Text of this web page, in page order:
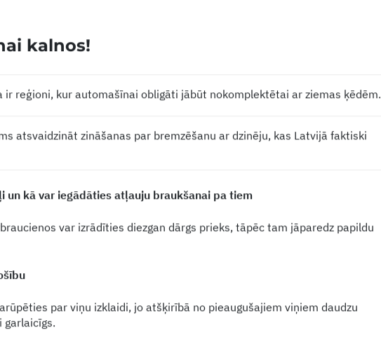
kalnos!
ir reģioni, kur automašīnai obligāti jābūt nokomplektētai ar ziemas ķēdēm.
atsvaidzināt zināšanas par bremzēšanu ar dzinēju, kas Latvijā faktiski
un kā var iegādāties atļauju braukšanai pa tiem
var izrādīties diezgan dārgs prieks, tāpēc tam jāparedz papildu
par viņu izklaidi, jo atšķirībā no pieaugušajiem viņiem daudzu
garlaicīgs.